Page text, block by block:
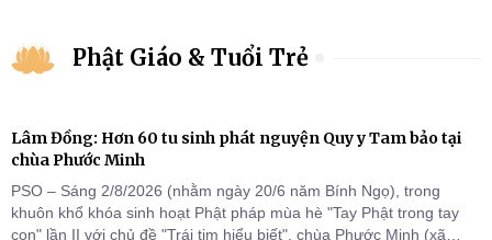
Phật Giáo & Tuổi Trẻ
Lâm Đồng: Hơn 60 tu sinh phát nguyện Quy y Tam bảo tại
chùa Phước Minh
PSO – Sáng 2/8/2026 (nhằm ngày 20/6 năm Bính Ngọ), trong
khuôn khổ khóa sinh hoạt Phật pháp mùa hè "Tay Phật trong tay
con" lần II với chủ đề "Trái tim hiểu biết", chùa Phước Minh (xã